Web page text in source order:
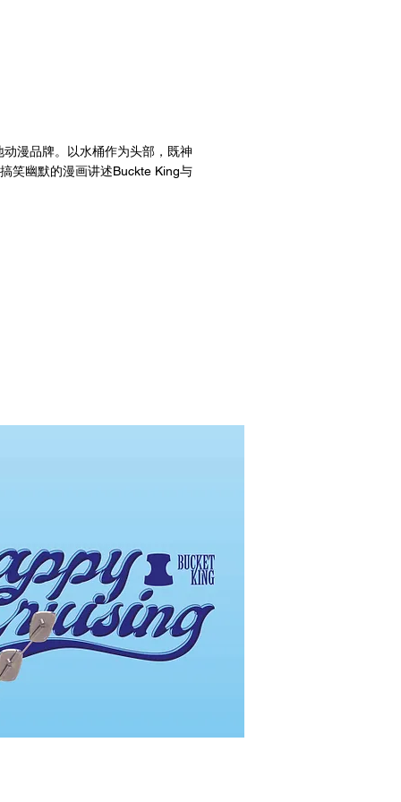
漫品牌。以水桶作为头部，既神
笑幽默的漫画讲述Buckte King与